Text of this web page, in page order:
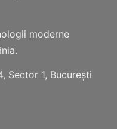
moderne
Sector 1, București